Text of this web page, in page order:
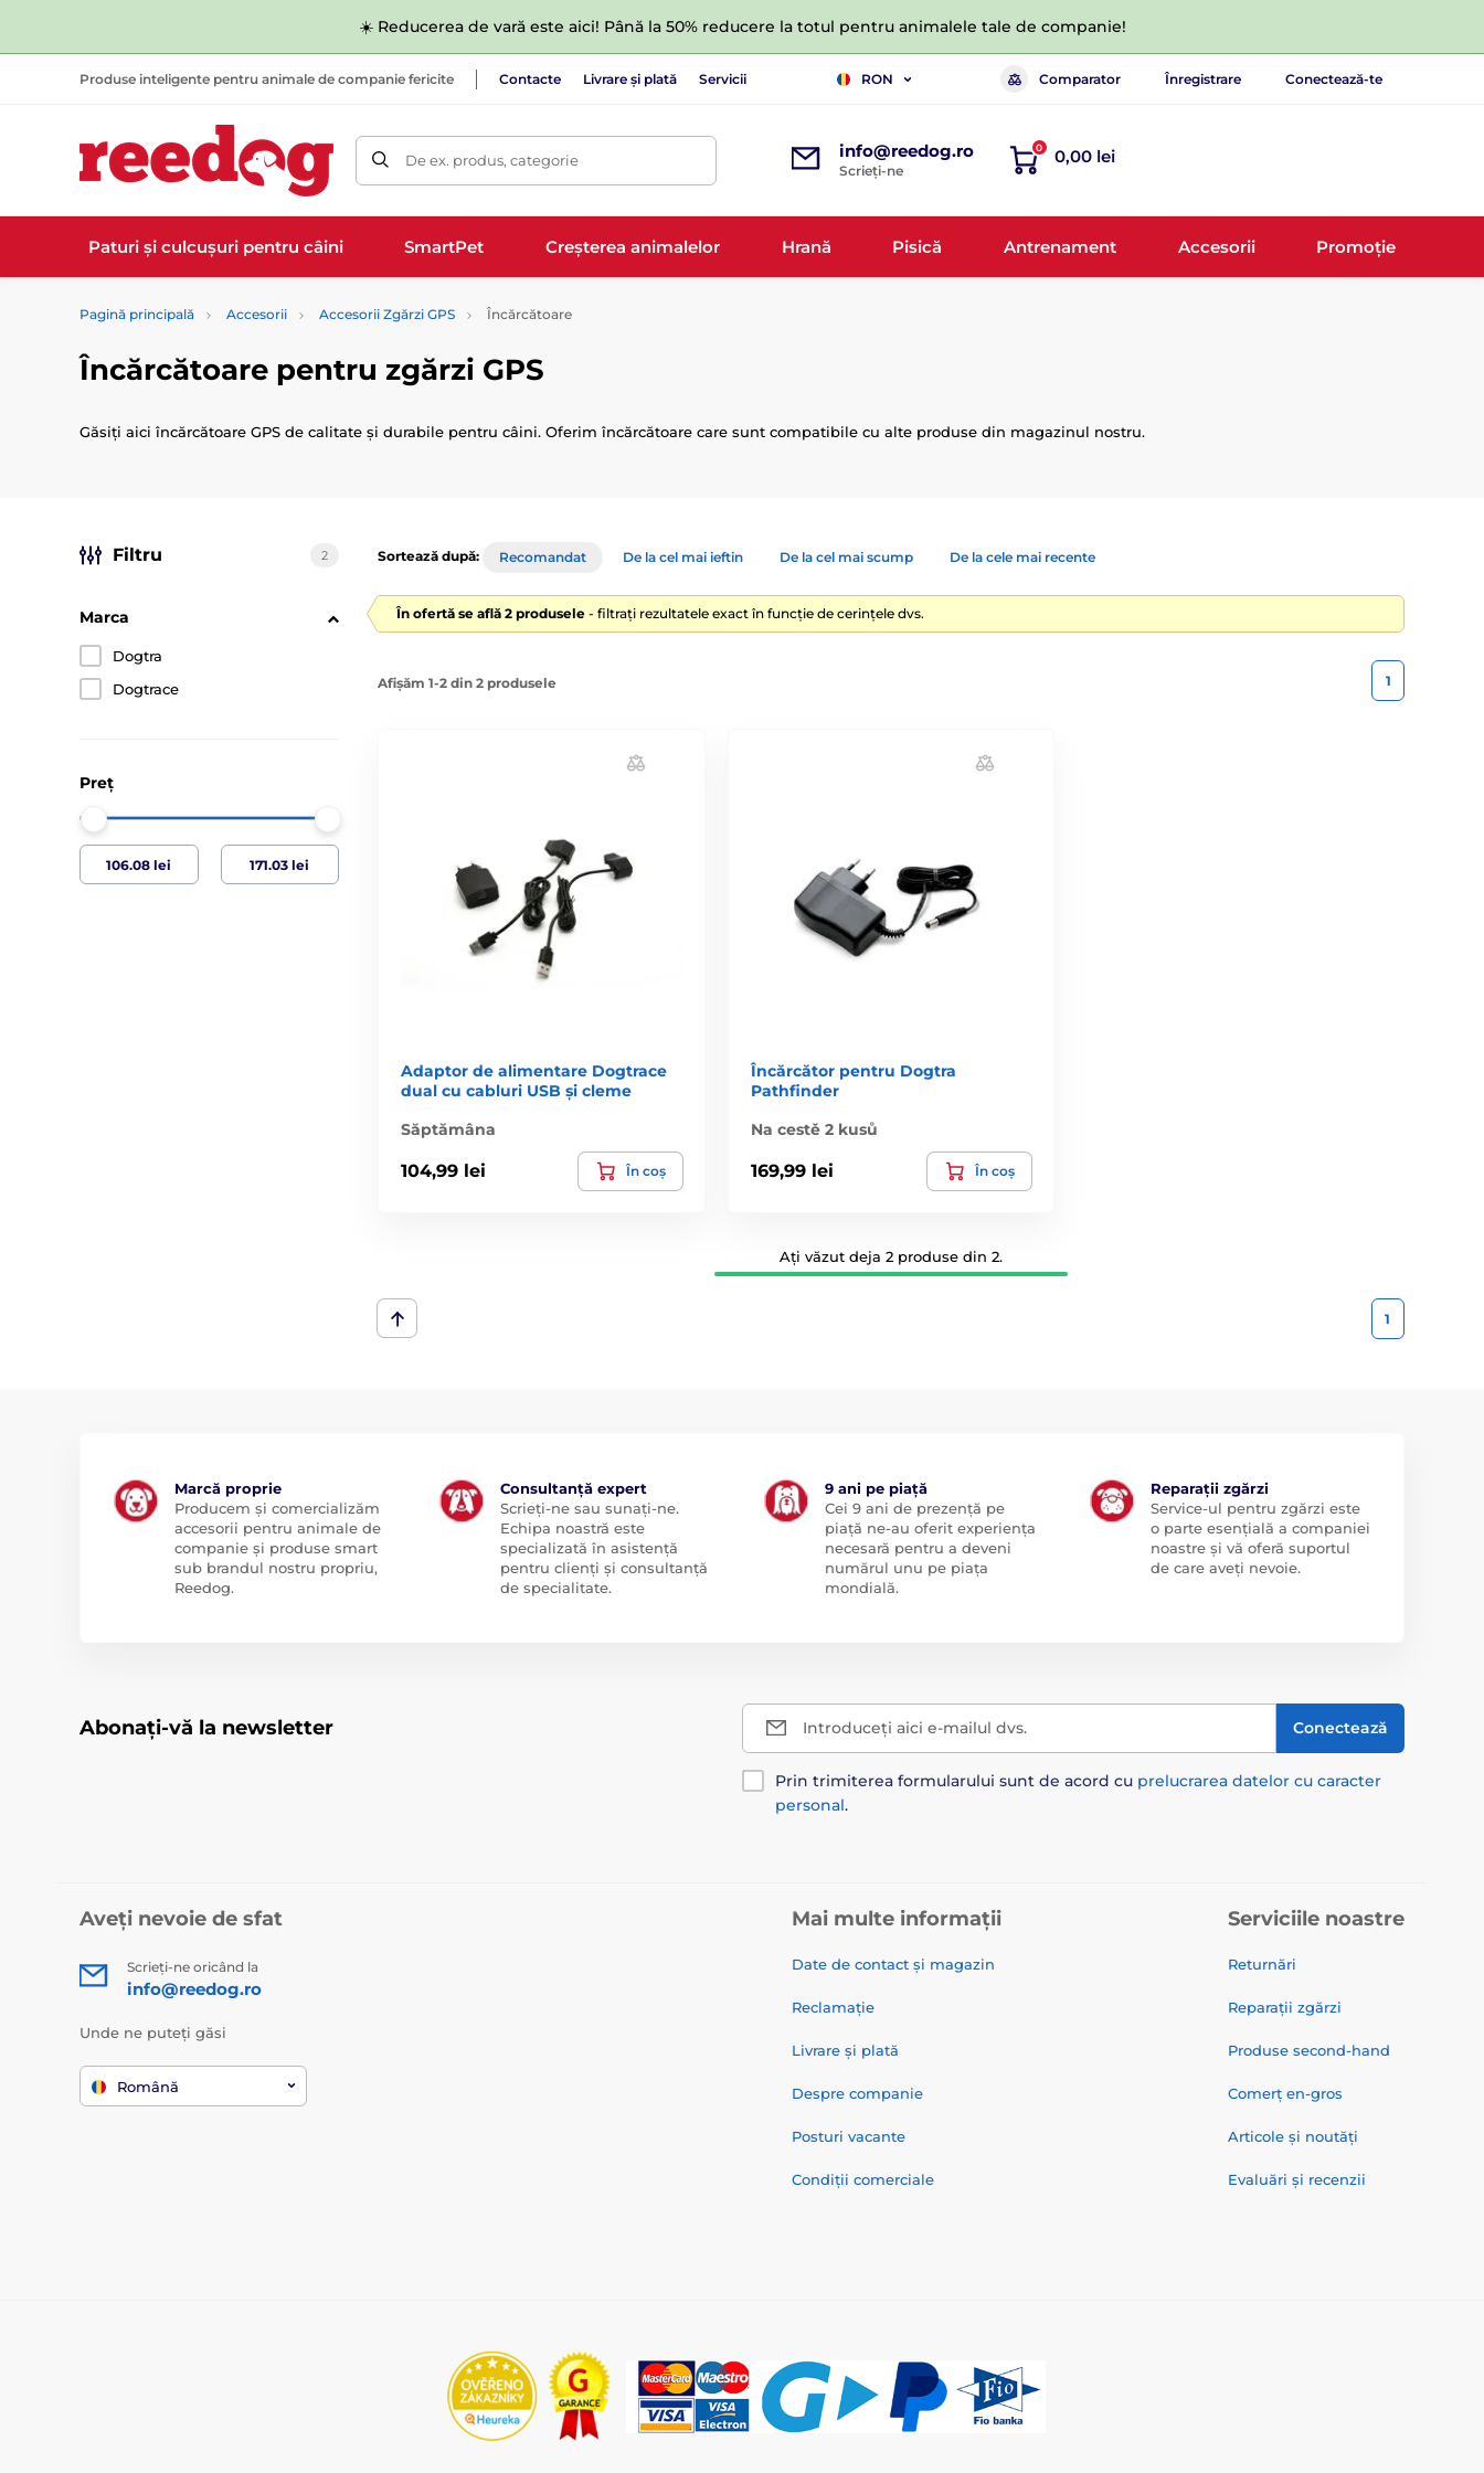
☀️ Reducerea de vară este aici! Până la 50% reducere la totul pentru animalele tale de companie!
Produse inteligente pentru animale de companie fericite Contacte Livrare și plată Servicii RON Comparator Înregistrare Conectează-te
De ex. produs, categorie info@reedog.ro
Scrieți-ne
0 0,00 lei
Paturi și culcușuri pentru câini SmartPet Creșterea animalelor Hrană Pisică Antrenament Accesorii Promoție
Pagină principală Accesorii Accesorii Zgărzi GPS Încărcătoare
Încărcătoare pentru zgărzi GPS
Găsiți aici încărcătoare GPS de calitate și durabile pentru câini. Oferim încărcătoare care sunt compatibile cu alte produse din magazinul nostru.
Filtru 2
Marca
Dogtra
Dogtrace
Preț
Sortează după: Recomandat De la cel mai ieftin De la cel mai scump De la cele mai recente
În ofertă se află 2 produsele - filtrați rezultatele exact în funcție de cerințele dvs.
Afișăm 1-2 din 2 produsele 1
Adaptor de alimentare Dogtrace
dual cu cabluri USB și cleme
Săptămâna
104,99 lei În coș
Încărcător pentru Dogtra
Pathfinder
Na cestě 2 kusů
169,99 lei În coș
Ați văzut deja 2 produse din 2.
1
Marcă proprie
Producem și comercializăm
accesorii pentru animale de
companie și produse smart
sub brandul nostru propriu,
Reedog.
Consultanță expert
Scrieți-ne sau sunați-ne.
Echipa noastră este
specializată în asistență
pentru clienți și consultanță
de specialitate.
9 ani pe piață
Cei 9 ani de prezență pe
piață ne-au oferit experiența
necesară pentru a deveni
numărul unu pe piața
mondială.
Reparații zgărzi
Service-ul pentru zgărzi este
o parte esențială a companiei
noastre și vă oferă suportul
de care aveți nevoie.
Abonați-vă la newsletter Introduceți aici e-mailul dvs. Conectează
Prin trimiterea formularului sunt de acord cu prelucrarea datelor cu caracter
personal.
Aveți nevoie de sfat
Scrieți-ne oricând la
info@reedog.ro
Unde ne puteți găsi
Română
Mai multe informații
Date de contact și magazin
Reclamație
Livrare și plată
Despre companie
Posturi vacante
Condiții comerciale
Serviciile noastre
Returnări
Reparații zgărzi
Produse second-hand
Comerț en-gros
Articole și noutăți
Evaluări și recenzii